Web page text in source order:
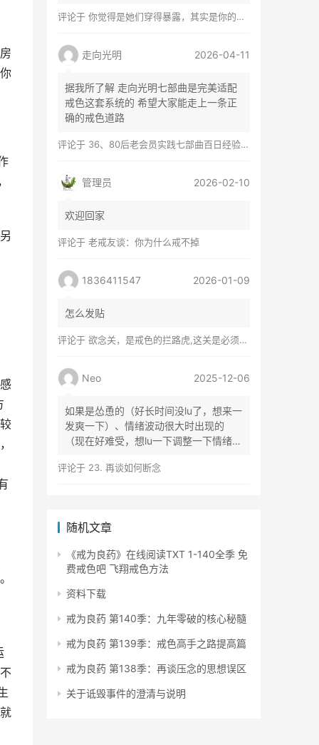
评论于 你觉得是她们穿得暴露，其实是你的心在着火
走向光明 2026-04-11
据我所了解 走向光明七部曲是完美适配
戒色这套系统的 希望大家能走上一条正
确的戒色道路
评论于 36、80后老会员实践七部曲百日经验谈兼苦口忠言
管理员 2026-02-10
欢迎回家
评论于 老戒友谈：你为什么戒不掉
1836411547 2026-01-09
怎么发贴
评论于 欲念关，是戒色的拦路虎,这关是必须过的
Neo 2025-12-06
如果是怂恿的（好长时间没lu了，想来一
发爽一下）、情绪波动很大时出现的
（现在好难受，想lu一下调整一下情绪）
评论于 23. 再谈如何断念
随机文章
《戒为良药》在线阅读TXT 1-140全季 免
费戒色吧 飞翔戒色方法
资料下载
戒为良药 第140季：九年零破的核心秘髓
戒为良药 第139季：戒色高手之路提高篇
戒为良药 第138季：再谈压念的思想误区
关于诋毁事件的澄清与说明